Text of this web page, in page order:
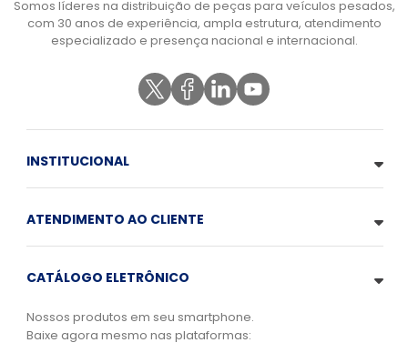
Somos líderes na distribuição de peças para veículos pesados,
com 30 anos de experiência, ampla estrutura, atendimento
especializado e presença nacional e internacional.
INSTITUCIONAL
ATENDIMENTO AO CLIENTE
CATÁLOGO ELETRÔNICO
Nossos produtos em seu smartphone.
Baixe agora mesmo nas plataformas: